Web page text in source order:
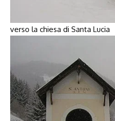
verso la chiesa di Santa Lucia